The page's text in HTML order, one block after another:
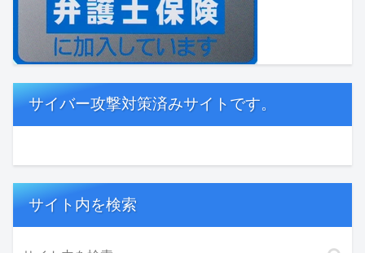
サイバー攻撃対策済みサイトです。
サイト内を検索